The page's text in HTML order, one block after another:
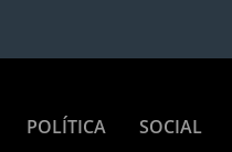
POLÍTICA SOCIAL